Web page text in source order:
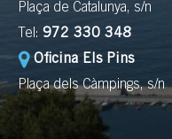
Plaça de Catalunya, s/n
Tel: 972 330 348
Oficina Els Pins
Plaça dels Càmpings, s/n